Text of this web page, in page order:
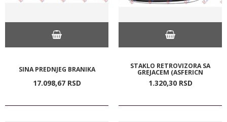
SINA PREDNJEG BRANIKA
17.098,67 RSD
STAKLO RETROVIZORA SA
GREJACEM (ASFERICN
1.320,30 RSD